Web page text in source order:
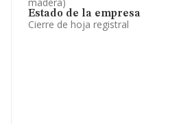
Estado de la empresa
Cierre de hoja registral